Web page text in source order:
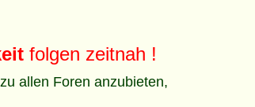
folgen zeitnah !
allen Foren anzubieten,